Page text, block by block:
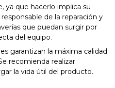
ya que hacerlo implica su
de la reparación y
que puedan surgir por
del equipo.
garantizan la máxima calidad
recomienda realizar
la vida útil del producto.